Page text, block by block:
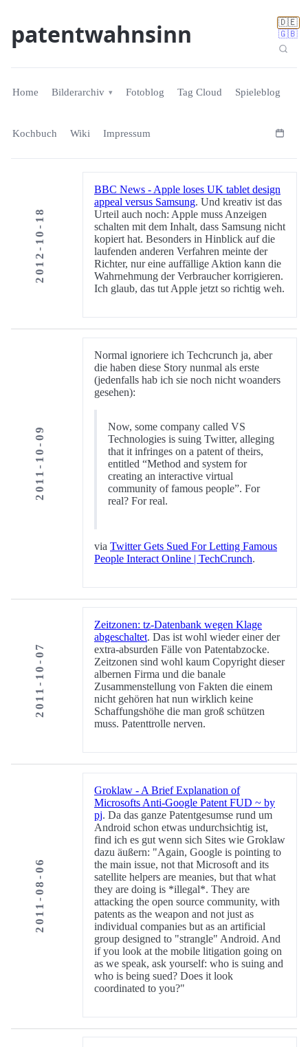
🇩🇪
🇬🇧
patentwahnsinn
Home Bilderarchiv Fotoblog Tag Cloud Spieleblog
Kochbuch Wiki Impressum
2012-10-18
BBC News - Apple loses UK tablet design
appeal versus Samsung. Und kreativ ist das
Urteil auch noch: Apple muss Anzeigen
schalten mit dem Inhalt, dass Samsung nicht
kopiert hat. Besonders in Hinblick auf die
laufenden anderen Verfahren meinte der
Richter, nur eine auffällige Aktion kann die
Wahrnehmung der Verbraucher korrigieren.
Ich glaub, das tut Apple jetzt so richtig weh.
2011-10-09
Normal ignoriere ich Techcrunch ja, aber
die haben diese Story nunmal als erste
(jedenfalls hab ich sie noch nicht woanders
gesehen):
Now, some company called VS
Technologies is suing Twitter, alleging
that it infringes on a patent of theirs,
entitled “Method and system for
creating an interactive virtual
community of famous people”. For
real? For real.
via Twitter Gets Sued For Letting Famous
People Interact Online | TechCrunch.
2011-10-07
Zeitzonen: tz-Datenbank wegen Klage
abgeschaltet. Das ist wohl wieder einer der
extra-absurden Fälle von Patentabzocke.
Zeitzonen sind wohl kaum Copyright dieser
albernen Firma und die banale
Zusammenstellung von Fakten die einem
nicht gehören hat nun wirklich keine
Schaffungshöhe die man groß schützen
muss. Patenttrolle nerven.
2011-08-06
Groklaw - A Brief Explanation of
Microsofts Anti-Google Patent FUD ~ by
pj. Da das ganze Patentgesumse rund um
Android schon etwas undurchsichtig ist,
find ich es gut wenn sich Sites wie Groklaw
dazu äußern: "Again, Google is pointing to
the main issue, not that Microsoft and its
satellite helpers are meanies, but that what
they are doing is *illegal*. They are
attacking the open source community, with
patents as the weapon and not just as
individual companies but as an artificial
group designed to "strangle" Android. And
if you look at the mobile litigation going on
as we speak, ask yourself: who is suing and
who is being sued? Does it look
coordinated to you?"